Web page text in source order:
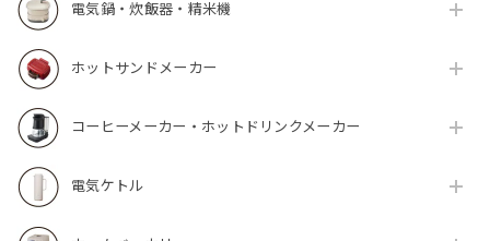
電気鍋・炊飯器・精米機
ホットサンドメーカー
コーヒーメーカー・ホットドリンクメーカー
電気ケトル